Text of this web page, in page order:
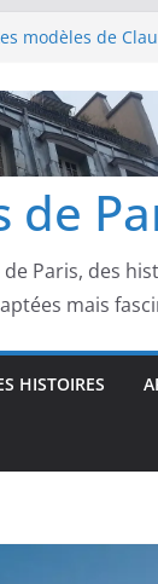
modèles de
de la
modèles de
au cœur
modèles de
Paris moderne
modèles de
de
Paris, des
mais
HISTOIRES